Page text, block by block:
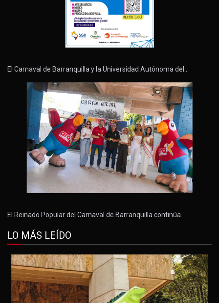
El Carnaval de Barranquilla y la Universidad Autónoma del…
El Reinado Popular del Carnaval de Barranquilla continúa…
LO MÁS LEÍDO